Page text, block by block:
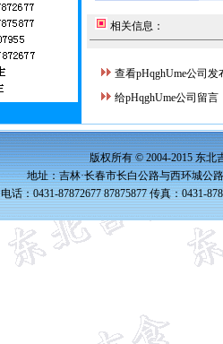
相关信息：
查看pHqghUme公司发
给pHqghUme公司留言
版权所有 © 2004-2015 东北
地址：吉林·长春市长白公路与西环城公
电话：0431-87872677 87875877 传真：0431-